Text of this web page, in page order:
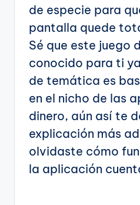
de especie para
pantalla quede
Sé que este juego
conocido para ti
de temática es
en el nicho de las
dinero, aún así te
explicación más
olvidaste cómo
la aplicación